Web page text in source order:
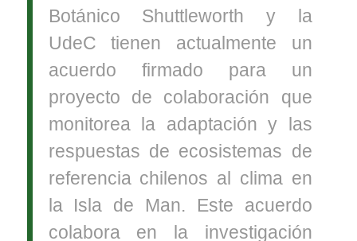
Botánico Shuttleworth y la
UdeC tienen actualmente un
acuerdo firmado para un
proyecto de colaboración que
monitorea la adaptación y las
respuestas de ecosistemas de
referencia chilenos al clima en
la Isla de Man. Este acuerdo
colabora en la investigación